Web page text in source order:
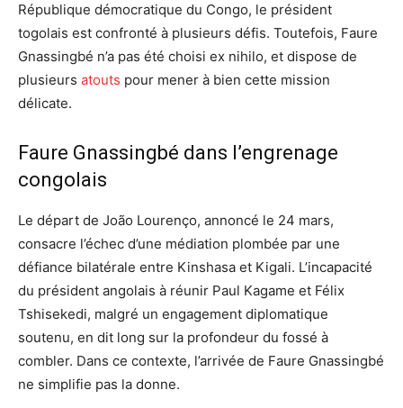
République démocratique du Congo, le président
togolais est confronté à plusieurs défis. Toutefois, Faure
Gnassingbé n’a pas été choisi ex nihilo, et dispose de
plusieurs atouts pour mener à bien cette mission
délicate.
Faure Gnassingbé dans l’engrenage
congolais
Le départ de João Lourenço, annoncé le 24 mars,
consacre l’échec d’une médiation plombée par une
défiance bilatérale entre Kinshasa et Kigali. L’incapacité
du président angolais à réunir Paul Kagame et Félix
Tshisekedi, malgré un engagement diplomatique
soutenu, en dit long sur la profondeur du fossé à
combler. Dans ce contexte, l’arrivée de Faure Gnassingbé
ne simplifie pas la donne.